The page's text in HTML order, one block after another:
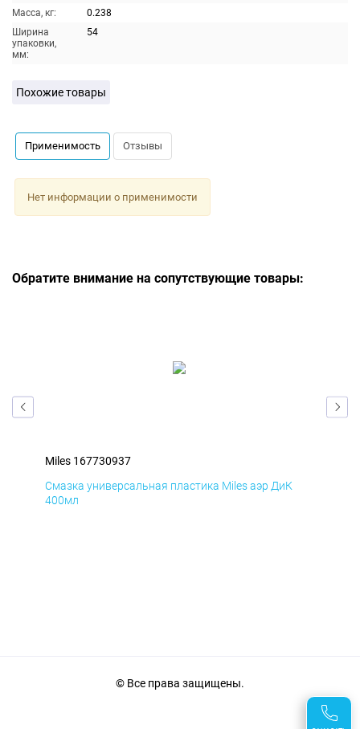
Масса, кг:
0.238
Ширина
упаковки,
мм:
54
Похожие товары
Применимость Отзывы
Нет информации о применимости
Обратите внимание на сопутствующие товары:
Miles 167730937
Смазка универсальная пластика Miles аэр ДиК
400мл
© Все права защищены.